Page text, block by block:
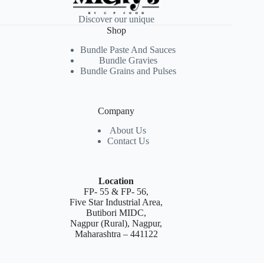
Discover our unique
Shop
Bundle Paste And Sauces
Bundle Gravies
Bundle Grains and Pulses
Company
About Us
Contact Us
Location
FP- 55 & FP- 56,
Five Star Industrial Area,
Butibori MIDC,
Nagpur (Rural), Nagpur,
Maharashtra – 441122